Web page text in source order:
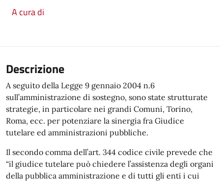
A cura di
Descrizione
A seguito della Legge 9 gennaio 2004 n.6
sull’amministrazione di sostegno, sono state strutturate
strategie, in particolare nei grandi Comuni, Torino,
Roma, ecc. per potenziare la sinergia fra Giudice
tutelare ed amministrazioni pubbliche.
Il secondo comma dell’art. 344 codice civile prevede che
“il giudice tutelare può chiedere l’assistenza degli organi
della pubblica amministrazione e di tutti gli enti i cui